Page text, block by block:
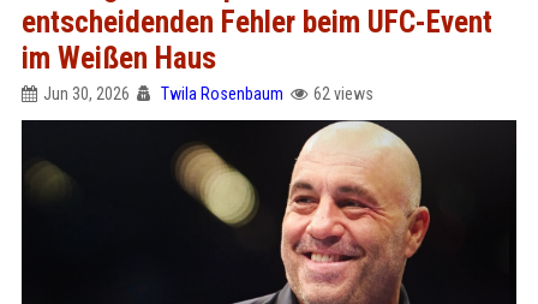
entscheidenden Fehler beim UFC-Event
im Weißen Haus
Jun 30, 2026 Twila Rosenbaum 62 views